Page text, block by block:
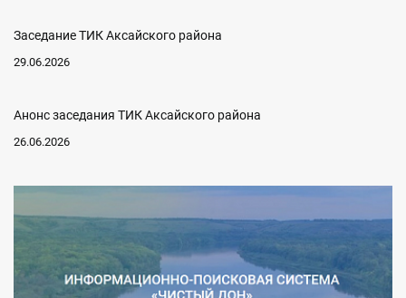
Заседание ТИК Аксайского района
29.06.2026
Анонс заседания ТИК Аксайского района
26.06.2026